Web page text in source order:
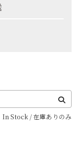
In Stock / 在庫ありのみ